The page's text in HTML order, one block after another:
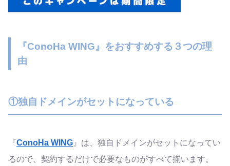
『ConoHa WING』をおすすめする３つの理
由
①独自ドメインがセットになっている
『ConoHa WING 』は、独自ドメインがセットになってい
るので、契約するだけで必要なものがすべて揃います。